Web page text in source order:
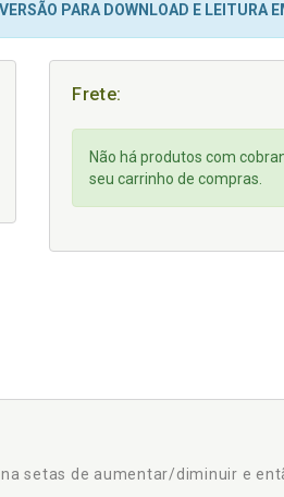
VERSÃO PARA DOWNLOAD E LEITURA
Frete:
Não há produtos com
seu carrinho de compras.
setas de aumentar/diminuir e